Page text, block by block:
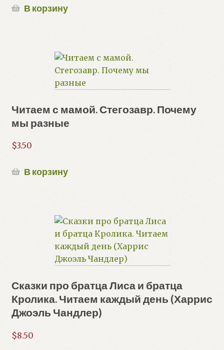
В корзину
Читаем с мамой. Стегозавр. Почему
мы разные
$3.50
В корзину
Сказки про братца Лиса и братца
Кролика. Читаем каждый день (Харрис
Джоэль Чандлер)
$8.50